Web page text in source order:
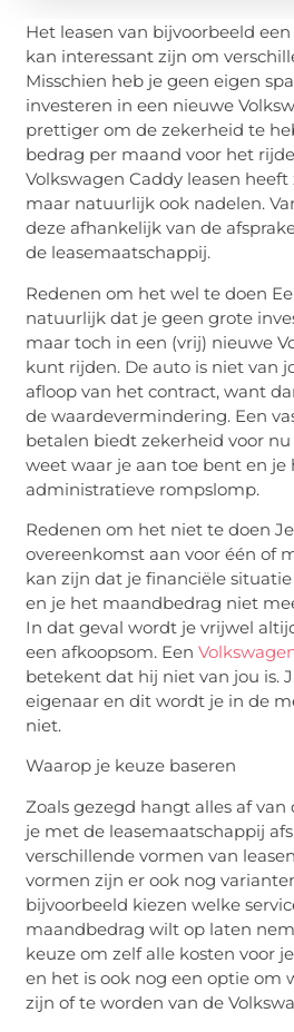
Het leasen van bijvoorbeeld
kan interessant zijn om
Misschien heb je geen eigen
investeren in een nieuwe
prettiger om de zekerheid te
bedrag per maand voor het
Volkswagen Caddy leasen
maar natuurlijk ook nadelen.
deze afhankelijk van de
de leasemaatschappij.
Redenen om het wel te doen
natuurlijk dat je geen grote
maar toch in een (vrij) nieuwe
kunt rijden. De auto is niet van
afloop van het contract, want
de waardevermindering. Een
betalen biedt zekerheid voor
weet waar je aan toe bent en
administratieve rompslomp.
Redenen om het niet te doen
overeenkomst aan voor één of
kan zijn dat je financiële
en je het maandbedrag niet
In dat geval wordt je vrijwel
een afkoopsom. Een
betekent dat hij niet van jou is.
eigenaar en dit wordt je in de
niet.
Waarop je keuze baseren
Zoals gezegd hangt alles af
je met de leasemaatschappij
verschillende vormen van
vormen zijn er ook nog
bijvoorbeeld kiezen welke
maandbedrag wilt op laten
keuze om zelf alle kosten voor
en het is ook nog een optie om
zijn of te worden van de